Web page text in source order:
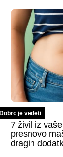
Dobro je vedeti
7 živil iz
presnovo
dragih